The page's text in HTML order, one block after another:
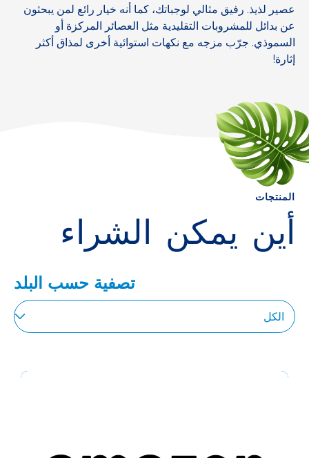
عصير لذيذ. رفيق مثالي لوجباتك، كما أنه خيار رائع لمن يبحثون
عن بدائل للمشروبات التقليدية مثل العصائر المركزة أو
السموذي. جرّب مزجه مع نكهات استوائية أخرى لمذاق أكثر
إثارة!
المنتجات
أين يمكن الشراء
تصفية حسب البلد